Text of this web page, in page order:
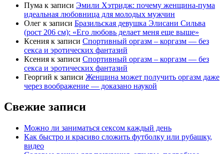
Пума к записи Эмили Хэтридж: почему женщина-пума
идеальная любовница для молодых мужчин
Олег к записи Бразильская девушка Элисани Сильва
(рост 206 см): «Его любовь делает меня еще выше»
Ксения к записи Спортивный оргазм – коргазм — без
секса и эротических фантазий
Ксения к записи Спортивный оргазм – коргазм — без
секса и эротических фантазий
Георгий к записи Женщина может получить оргазм даже
через воображение — доказано наукой
Свежие записи
Можно ли заниматься сексом каждый день
Как быстро и красиво сложить футболку или рубашку,
видео